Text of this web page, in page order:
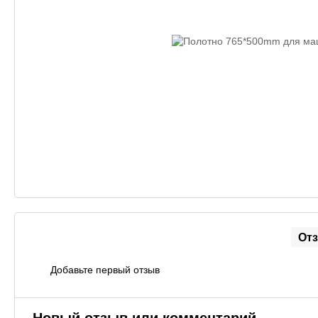
Добавьте первый отзыв